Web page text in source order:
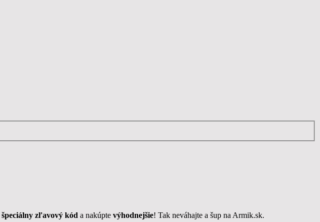
špeciálny zľavový kód a nakúpte výhodnejšie! Tak neváhajte a šup na Armik.sk.